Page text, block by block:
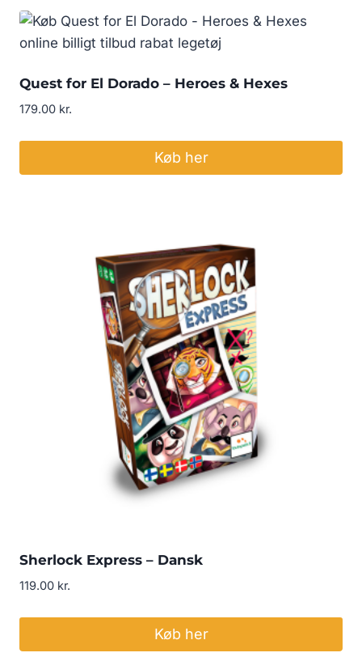
Quest for El Dorado – Heroes & Hexes
179.00 kr.
Køb her
Sherlock Express – Dansk
119.00 kr.
Køb her